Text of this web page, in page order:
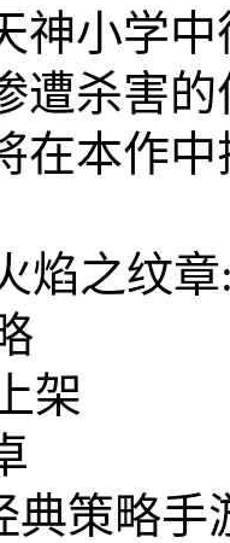
神小学
遭杀害
在本作
焰之纹
架
策略手